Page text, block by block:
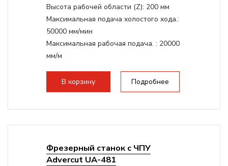
Высота рабочей области (Z): 200 мм
Максимальная подача холостого хода.:
50000 мм/мин
Максимальная рабочая подача. : 20000
мм/м
стандартно:Вакуумный стол
Цанговый патрон:ER32
В корзину Подробнее
Фрезерный станок с ЧПУ
Advercut UA-481